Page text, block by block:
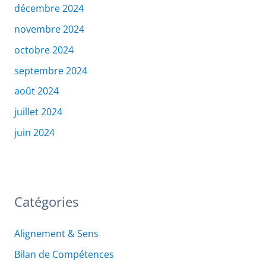
décembre 2024
novembre 2024
octobre 2024
septembre 2024
août 2024
juillet 2024
juin 2024
Catégories
Alignement & Sens
Bilan de Compétences